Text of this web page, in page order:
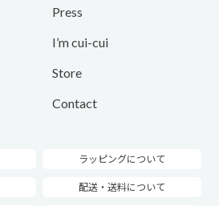
Press
I’m cui-cui
Store
Contact
ラッピングについて
配送・送料について